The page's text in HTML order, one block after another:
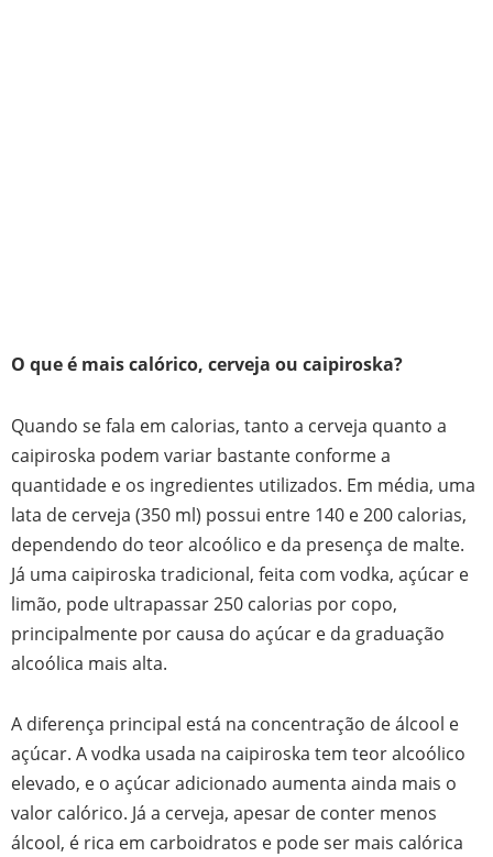
O que é mais calórico, cerveja ou caipiroska?
Quando se fala em calorias, tanto a cerveja quanto a
caipiroska podem variar bastante conforme a
quantidade e os ingredientes utilizados. Em média, uma
lata de cerveja (350 ml) possui entre 140 e 200 calorias,
dependendo do teor alcoólico e da presença de malte.
Já uma caipiroska tradicional, feita com vodka, açúcar e
limão, pode ultrapassar 250 calorias por copo,
principalmente por causa do açúcar e da graduação
alcoólica mais alta.
A diferença principal está na concentração de álcool e
açúcar. A vodka usada na caipiroska tem teor alcoólico
elevado, e o açúcar adicionado aumenta ainda mais o
valor calórico. Já a cerveja, apesar de conter menos
álcool, é rica em carboidratos e pode ser mais calórica